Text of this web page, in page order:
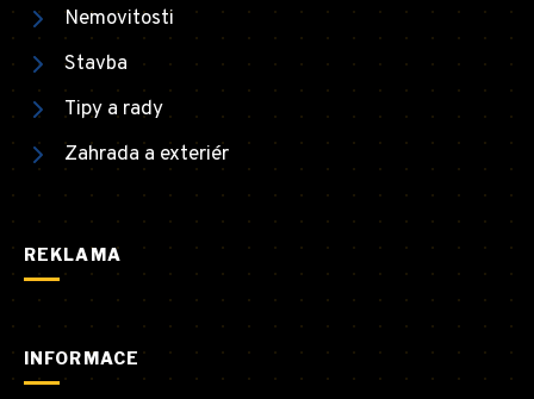
Nemovitosti
Stavba
Tipy a rady
Zahrada a exteriér
REKLAMA
INFORMACE